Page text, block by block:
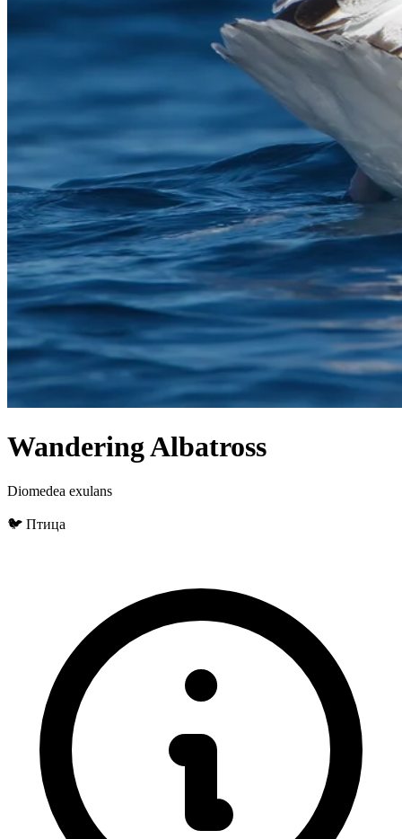
Wandering Albatross
Diomedea exulans
🐦 Птица